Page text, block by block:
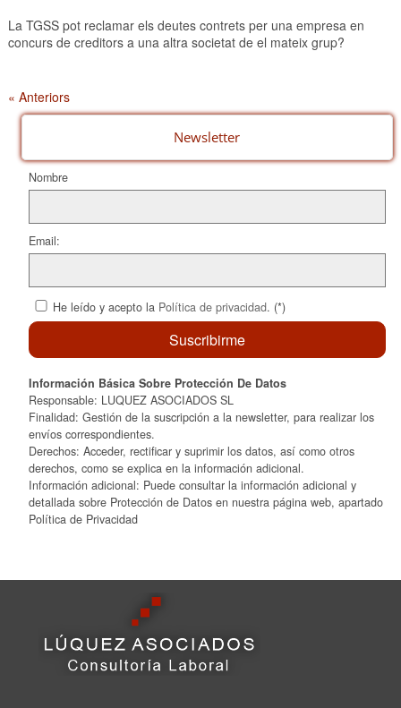
La TGSS pot reclamar els deutes contrets per una empresa en
concurs de creditors a una altra societat de el mateix grup?
« Anteriors
Newsletter
Nombre
Email:
He leído y acepto la Política de privacidad. (*)
Información Básica Sobre Protección De Datos
Responsable: LUQUEZ ASOCIADOS SL
Finalidad: Gestión de la suscripción a la newsletter, para realizar los
envíos correspondientes.
Derechos: Acceder, rectificar y suprimir los datos, así como otros
derechos, como se explica en la información adicional.
Información adicional: Puede consultar la información adicional y
detallada sobre Protección de Datos en nuestra página web, apartado
Política de Privacidad